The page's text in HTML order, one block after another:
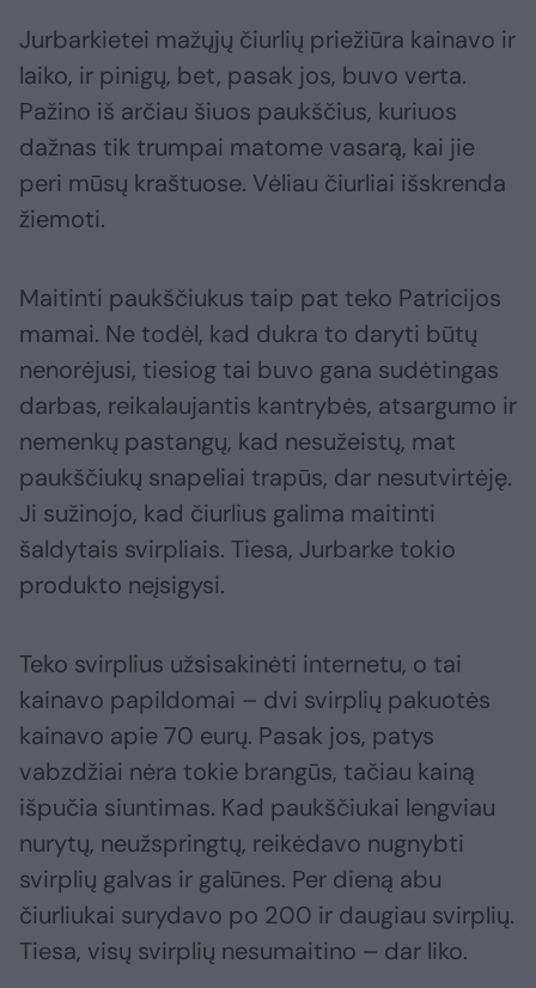
Jurbarkietei mažųjų čiurlių priežiūra kainavo ir
laiko, ir pinigų, bet, pasak jos, buvo verta.
Pažino iš arčiau šiuos paukščius, kuriuos
dažnas tik trumpai matome vasarą, kai jie
peri mūsų kraštuose. Vėliau čiurliai išskrenda
žiemoti.
Maitinti paukščiukus taip pat teko Patricijos
mamai. Ne todėl, kad dukra to daryti būtų
nenorėjusi, tiesiog tai buvo gana sudėtingas
darbas, reikalaujantis kantrybės, atsargumo ir
nemenkų pastangų, kad nesužeistų, mat
paukščiukų snapeliai trapūs, dar nesutvirtėję.
Ji sužinojo, kad čiurlius galima maitinti
šaldytais svirpliais. Tiesa, Jurbarke tokio
produkto neįsigysi.
Teko svirplius užsisakinėti internetu, o tai
kainavo papildomai – dvi svirplių pakuotės
kainavo apie 70 eurų. Pasak jos, patys
vabzdžiai nėra tokie brangūs, tačiau kainą
išpučia siuntimas. Kad paukščiukai lengviau
nurytų, neužspringtų, reikėdavo nugnybti
svirplių galvas ir galūnes. Per dieną abu
čiurliukai surydavo po 200 ir daugiau svirplių.
Tiesa, visų svirplių nesumaitino – dar liko.